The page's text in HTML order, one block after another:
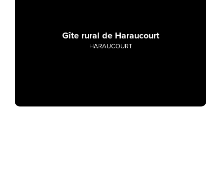
Gîte rural de Haraucourt
HARAUCOURT